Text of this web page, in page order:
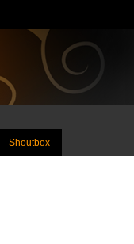
Shoutbox